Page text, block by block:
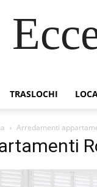
TRASLOCHI
Arredamenti